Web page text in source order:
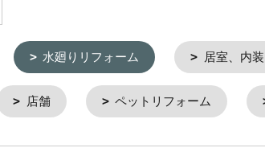
水廻りリフォーム 居室、内
店舗 ペットリフォーム